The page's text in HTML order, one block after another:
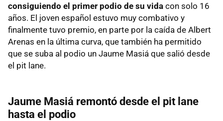
consiguiendo el primer podio de su vida con solo 16
años. El joven español estuvo muy combativo y
finalmente tuvo premio, en parte por la caída de Albert
Arenas en la última curva, que también ha permitido
que se suba al podio un Jaume Masiá que salió desde
el pit lane.
Jaume Masiá remontó desde el pit lane
hasta el podio